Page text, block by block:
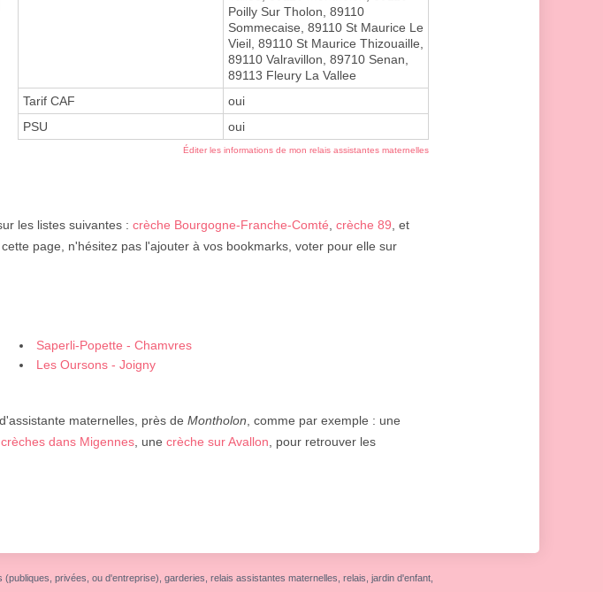
Poilly Sur Tholon, 89110
Sommecaise, 89110 St Maurice Le
Vieil, 89110 St Maurice Thizouaille,
89110 Valravillon, 89710 Senan,
89113 Fleury La Vallee
Tarif CAF
oui
PSU
oui
Éditer les informations de mon relais assistantes maternelles
les listes suivantes : crèche Bourgogne-Franche-Comté, crèche 89, et
page, n'hésitez pas l'ajouter à vos bookmarks, voter pour elle sur
Saperli-Popette - Chamvres
Les Oursons - Joigny
maternelles, près de Montholon, comme par exemple : une
crèches dans Migennes, une crèche sur Avallon, pour retrouver les
privées, ou d'entreprise), garderies, relais assistantes maternelles, relais, jardin d'enfant,